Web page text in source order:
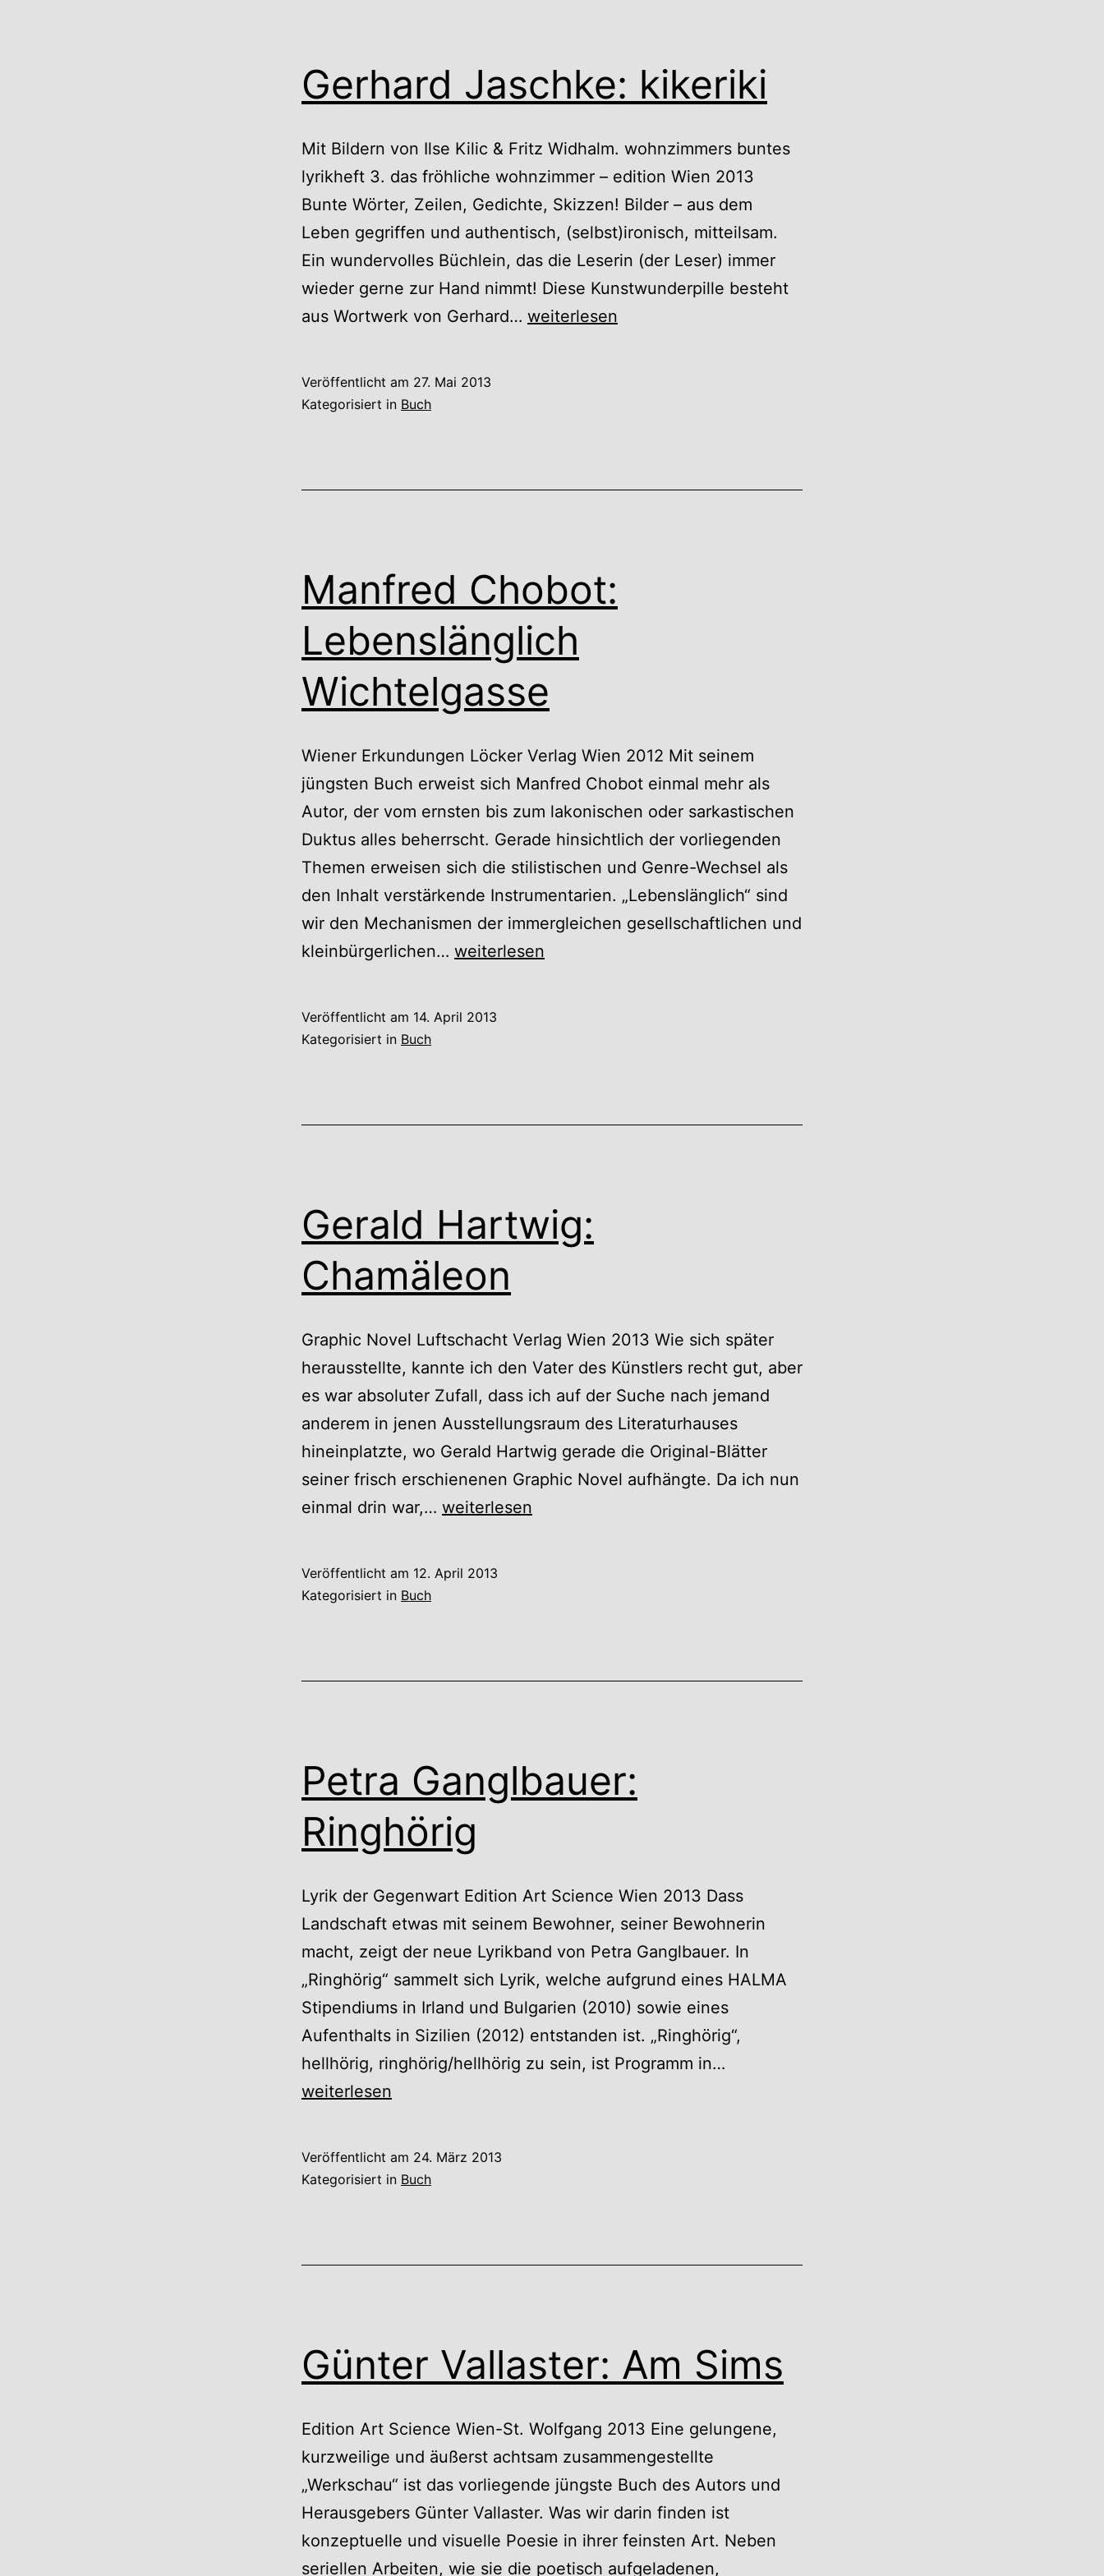
Gerhard Jaschke: kikeriki
Mit Bildern von Ilse Kilic & Fritz Widhalm. wohnzimmers buntes
lyrikheft 3. das fröhliche wohnzimmer – edition Wien 2013
Bunte Wörter, Zeilen, Gedichte, Skizzen! Bilder – aus dem
Leben gegriffen und authentisch, (selbst)ironisch, mitteilsam.
Ein wundervolles Büchlein, das die Leserin (der Leser) immer
wieder gerne zur Hand nimmt! Diese Kunstwunderpille besteht
aus Wortwerk von Gerhard… Gerhard
weiterlesen
Veröffentlicht am 27. Mai 2013
Kategorisiert in Buch
Manfred Chobot:
Lebenslänglich
Wichtelgasse
Wiener Erkundungen Löcker Verlag Wien 2012 Mit seinem
jüngsten Buch erweist sich Manfred Chobot einmal mehr als
Autor, der vom ernsten bis zum lakonischen oder sarkastischen
Duktus alles beherrscht. Gerade hinsichtlich der vorliegenden
Themen erweisen sich die stilistischen und Genre-Wechsel als
den Inhalt verstärkende Instrumentarien. „Lebenslänglich“ sind
wir den Mechanismen der immergleichen gesellschaftlichen und
kleinbürgerlichen… Manfred
weiterlesen
Veröffentlicht am 14. April 2013
Kategorisiert in Buch
Gerald Hartwig:
Chamäleon
Graphic Novel Luftschacht Verlag Wien 2013 Wie sich später
herausstellte, kannte ich den Vater des Künstlers recht gut, aber
es war absoluter Zufall, dass ich auf der Suche nach jemand
anderem in jenen Ausstellungsraum des Literaturhauses
hineinplatzte, wo Gerald Hartwig gerade die Original-Blätter
seiner frisch erschienenen Graphic Novel aufhängte. Da ich nun
einmal drin war,… Gerald
weiterlesen
Veröffentlicht am 12. April 2013
Kategorisiert in Buch
Petra Ganglbauer:
Ringhörig
Lyrik der Gegenwart Edition Art Science Wien 2013 Dass
Landschaft etwas mit seinem Bewohner, seiner Bewohnerin
macht, zeigt der neue Lyrikband von Petra Ganglbauer. In
„Ringhörig“ sammelt sich Lyrik, welche aufgrund eines HALMA
Stipendiums in Irland und Bulgarien (2010) sowie eines
Aufenthalts in Sizilien (2012) entstanden ist. „Ringhörig“,
hellhörig, ringhörig/hellhörig zu sein, ist Programm in…
weiterlesen
Veröffentlicht am 24. März 2013
Kategorisiert in Buch
Günter Vallaster: Am Sims
Edition Art Science Wien-St. Wolfgang 2013 Eine gelungene,
kurzweilige und äußerst achtsam zusammengestellte
„Werkschau“ ist das vorliegende jüngste Buch des Autors und
Herausgebers Günter Vallaster. Was wir darin finden ist
konzeptuelle und visuelle Poesie in ihrer feinsten Art. Neben
seriellen Arbeiten, wie sie die poetisch aufgeladenen,